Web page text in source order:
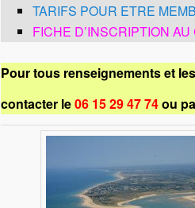
TARIFS POUR ETRE
FICHE D’INSCRIPTION AU
Pour tous renseignements et
contacter le06 15 29 47 74ou